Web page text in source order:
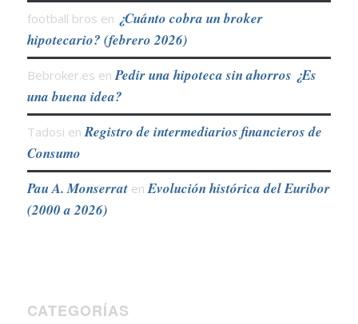
football bros en ¿Cuánto cobra un broker
hipotecario? (febrero 2026)
Bebroker.es enPedir una hipoteca sin ahorros ¿Es
una buena idea?
Tadosi enRegistro de intermediarios financieros de
Consumo
Pau A. MonserratenEvolución histórica del Euribor
(2000 a 2026)
CATEGORÍAS